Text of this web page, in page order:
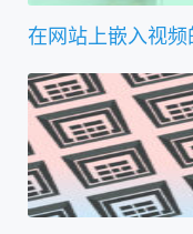
在网站上嵌入视频